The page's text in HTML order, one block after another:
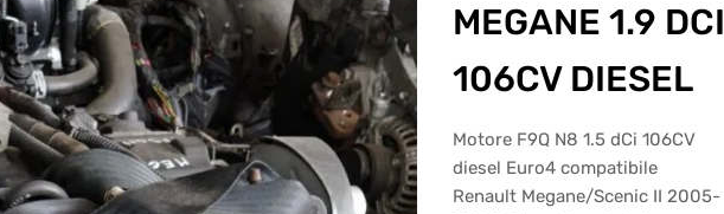
MEGANE 1.9 DCI
106CV DIESEL
Motore F9Q N8 1.5 dCi 106CV
diesel Euro4 compatibile
Renault Megane/Scenic II 2005-